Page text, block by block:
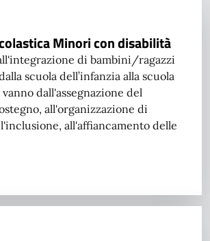
Minori con disabilità
di bambini/ragazzi
scuola dell’infanzia alla scuola
dall'assegnazione del
all'organizzazione di
all'affiancamento delle